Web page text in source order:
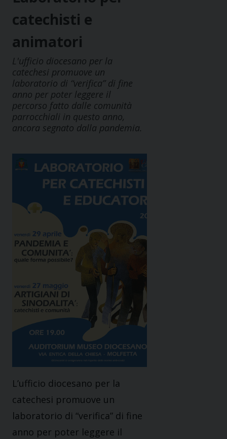
catechisti e
animatori
L'ufficio diocesano per la
catechesi promuove un
laboratorio di “verifica” di fine
anno per poter leggere il
percorso fatto dalle comunità
parrocchiali in questo anno,
ancora segnato dalla pandemia.
L’ufficio diocesano per la
catechesi promuove un
laboratorio di “verifica” di fine
anno per poter leggere il